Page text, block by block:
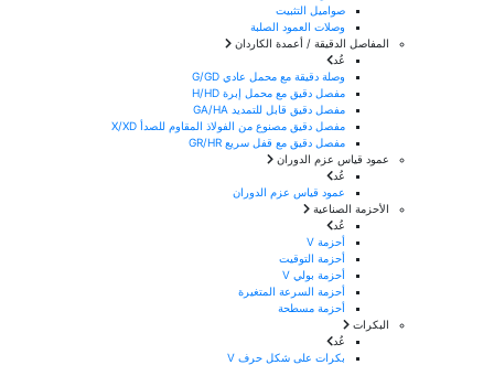
صواميل التثبيت
وصلات العمود الصلبة
المفاصل الدقيقة / أعمدة الكاردان
عُد
وصلة دقيقة مع محمل عادي G/GD
مفصل دقيق مع محمل إبرة H/HD
مفصل دقيق قابل للتمديد GA/HA
مفصل دقيق مصنوع من الفولاذ المقاوم للصدأ X/XD
مفصل دقيق مع قفل سريع GR/HR
عمود قياس عزم الدوران
عُد
عمود قياس عزم الدوران
الأحزمة الصناعية
عُد
أحزمة V
أحزمة التوقيت
أحزمة بولي V
أحزمة السرعة المتغيرة
أحزمة مسطحة
البكرات
عُد
بكرات على شكل حرف V